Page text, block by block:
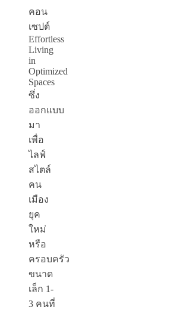
คอน
เซปต์
Effortless
Living
in
Optimized
Spaces
ซึ่ง
ออกแบบ
มา
เพื่อ
ไลฟ์
สไตล์
คน
เมือง
ยุค
ใหม่
หรือ
ครอบครัว
ขนาด
เล็ก 1-
3 คนที่